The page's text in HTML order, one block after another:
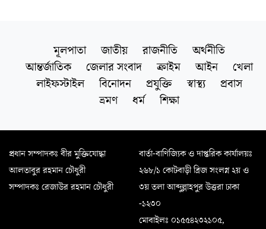
মূলপাতা জাতীয় রাজনীতি
অর্থনীতি
আন্তর্জাতিক
জেলার সংবাদ ক্রাইম আইন
খেলা
লাইফস্টাইল
বিনোদন প্রযুক্তি স্বাস্থ্য
প্রবাস
ভ্রমণ
ধর্ম শিক্ষা
প্রধান সম্পাদকঃ বীর মুক্তিযোদ্ধা
আলতাবুর রহমান চৌধুরী
সম্পাদকঃ রেজাউর রহমান চৌধুরী
বার্তা-বাণিজ্যিক ও দাপ্তরিক কার্যালয়ঃ
২৬৮/১ কোটবাড়ী ব্রিজ সংলগ্ন ২য় ও
৩য় তলা আব্দুল্লাহপুর উত্তরা ঢাকা
-১২৩০
মোবাইলঃ ০১৫৫৪২৩২১০৫,